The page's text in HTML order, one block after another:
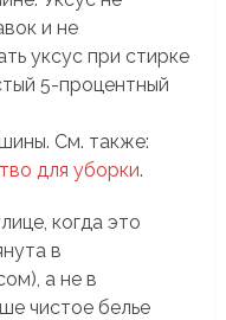
и не
уксус при стирке
5-процентный
См. также:
для уборки.
когда это
в
а не в
чистое белье